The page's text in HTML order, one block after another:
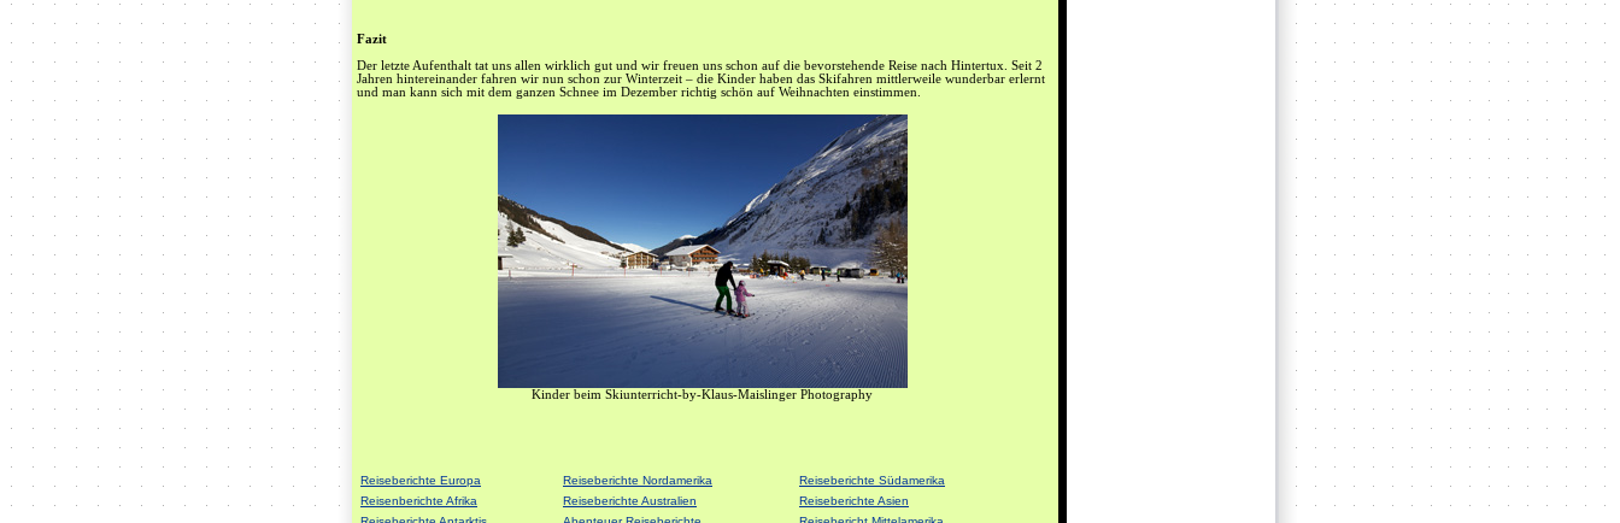
Fazit
Der letzte Aufenthalt tat uns allen wirklich gut und wir freuen uns schon auf die bevorstehende Reise nach Hintertux. Seit 2
Jahren hintereinander fahren wir nun schon zur Winterzeit – die Kinder haben das Skifahren mittlerweile wunderbar erlernt
und man kann sich mit dem ganzen Schnee im Dezember richtig schön auf Weihnachten einstimmen.
Kinder beim Skiunterricht-by-Klaus-Maislinger Photography
Reiseberichte Europa Reiseberichte Nordamerika
Reiseberichte Südamerika
Reisenberichte Afrika
Reiseberichte Australien
Reiseberichte Asien